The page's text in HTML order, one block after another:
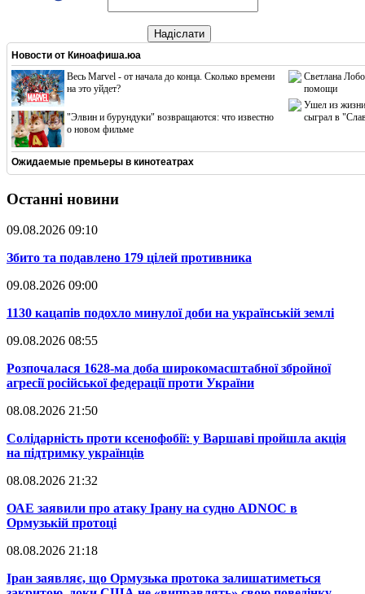
Надіслати
Новости от Киноафиша.юа
Весь Marvel - от начала до конца. Сколько времени
на это уйдет?
"Элвин и бурундуки" возвращаются: что известно
о новом фильме
Светлана
помощи
Ушел из жизни
сыграл в
Ожидаемые премьеры в кинотеатрах
Останні новини
09.08.2026 09:10
​Збито та подавлено 179 цілей противника
09.08.2026 09:00
​1130 кацапів подохло минулої доби на українській землі
09.08.2026 08:55
​Розпочалася 1628-ма доба широкомасштабної збройної
агресії російської федерації проти України
08.08.2026 21:50
​Солідарність проти ксенофобії: у Варшаві пройшла акція
на підтримку українців
08.08.2026 21:32
​ОАЕ заявили про атаку Ірану на судно ADNOC в
Ормузькій протоці
08.08.2026 21:18
​Іран заявляє, що Ормузька протока залишатиметься